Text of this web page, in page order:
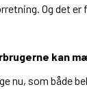
Og det
kan
nu, som både